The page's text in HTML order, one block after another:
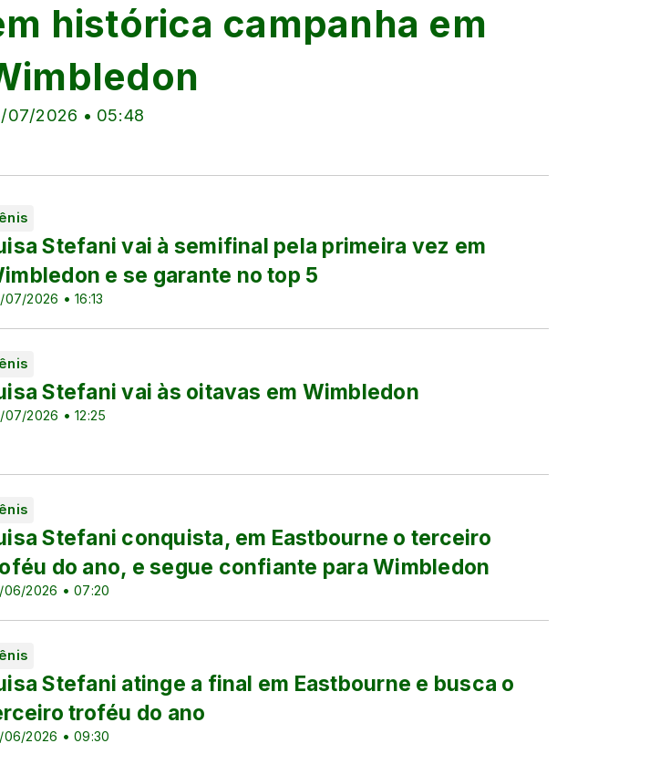
07/2026 • 05:48
histórica campanha em
07/2026 • 16:13
Stefani vai à semifinal pela primeira vez em
e se garante no top 5
07/2026 • 12:25
Stefani vai às oitavas em Wimbledon
06/2026 • 07:20
Stefani conquista, em Eastbourne o terceiro
do ano, e segue confiante para Wimbledon
06/2026 • 09:30
Stefani atinge a final em Eastbourne e busca o
troféu do ano